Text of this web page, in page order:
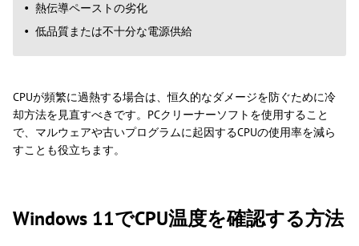
熱伝導ペーストの劣化
低品質または不十分な電源供給
CPUが頻繁に過熱する場合は、恒久的なダメージを防ぐために冷
却方法を見直すべきです。PCクリーナーソフトを使用すること
で、マルウェアや古いプログラムに起因するCPUの使用率を減ら
すことも役立ちます。
Windows 11でCPU温度を確認する方法